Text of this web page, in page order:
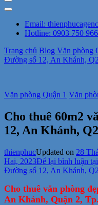
Email:
Hotline: 0903 750 966
Trang chủ Blog Văn phòng
Đường số 12, An Khánh,
Văn phòng Quận 1 Văn
Cho thuê 60m2
12, An Khánh,
thienphucUpdated on 28
Hai, 2023Để lại bình luận
Đường số 12, An Khánh,
Cho thuê văn phòng
An Khánh, Quận 2,